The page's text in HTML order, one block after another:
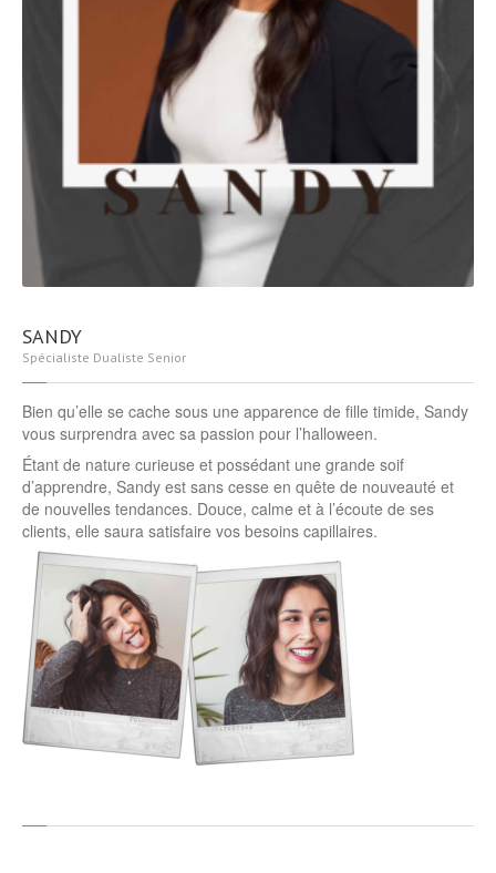
SANDY
Spécialiste Dualiste Senior
Bien qu’elle se cache sous une apparence de fille timide, Sandy
vous surprendra avec sa passion pour l’halloween.
Étant de nature curieuse et possédant une grande soif
d’apprendre, Sandy est sans cesse en quête de nouveauté et
de nouvelles tendances. Douce, calme et à l’écoute de ses
clients, elle saura satisfaire vos besoins capillaires.